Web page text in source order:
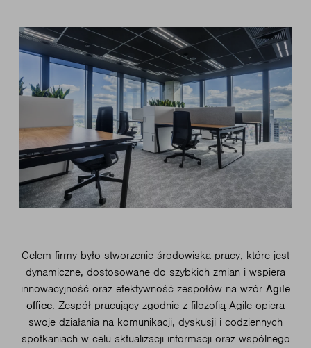
Celem firmy było stworzenie środowiska pracy, które jest
dynamiczne, dostosowane do szybkich zmian i wspiera
innowacyjność oraz efektywność zespołów na wzór Agile
office. Zespół pracujący zgodnie z filozofią Agile opiera
swoje działania na komunikacji, dyskusji i codziennych
spotkaniach w celu aktualizacji informacji oraz wspólnego